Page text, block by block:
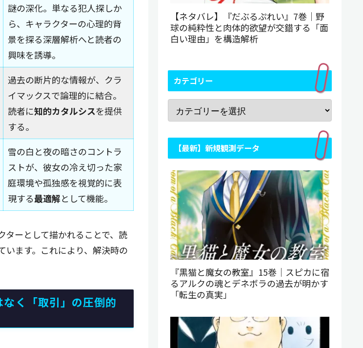
謎の深化。単なる犯人探しか
ら、キャラクターの心理的背
景を探る深層解析へと読者の
興味を誘導。
過去の断片的な情報が、クラ
イマックスで論理的に結合。
読者に知的カタルシスを提供
する。
雪の白と夜の暗さのコントラ
ストが、彼女の冷え切った家
庭環境や孤独感を視覚的に表
現する最適解として機能。
ターとして描かれることで、読
います。これにより、解決時の
く「取引」の圧倒的
【ネタバレ】『だぶるぷれい』7巻｜野
球の純粋性と肉体的欲望が交錯する「面
白い理由」を構造解析
カテゴリー
【最新】新規観測データ
『黒猫と魔女の教室』15巻｜スピカに宿
るアルクの魂とデネボラの過去が明かす
「転生の真実」